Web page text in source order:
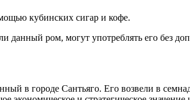
кубинских сигар и кофе.
данный ром, могут употреблять его без
в городе Сантьяго. Его возвели в